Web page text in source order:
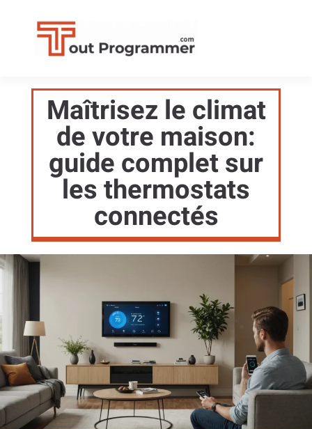
Maîtrisez le climat
de votre maison:
guide complet sur
les thermostats
connectés